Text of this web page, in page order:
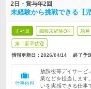
2日・賞与年2回
未経験から挑戦できる【
正社員 職種未経験OK 急募
第二新卒歓迎
情報更新日：2026/04/14 終了予
仕事内容
放課後等デイサービ
業などを担当します
いを実感できる仕事